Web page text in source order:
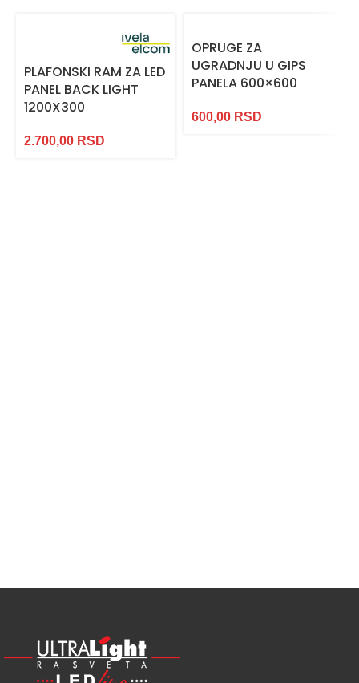
PLAFONSKI RAM ZA LED
PANEL BACK LIGHT
1200X300
2.700,00 RSD
OPRUGE ZA
UGRADNJU U GIPS
PANELA 600×600
600,00 RSD
LED
PROFILI
TRIMLESS